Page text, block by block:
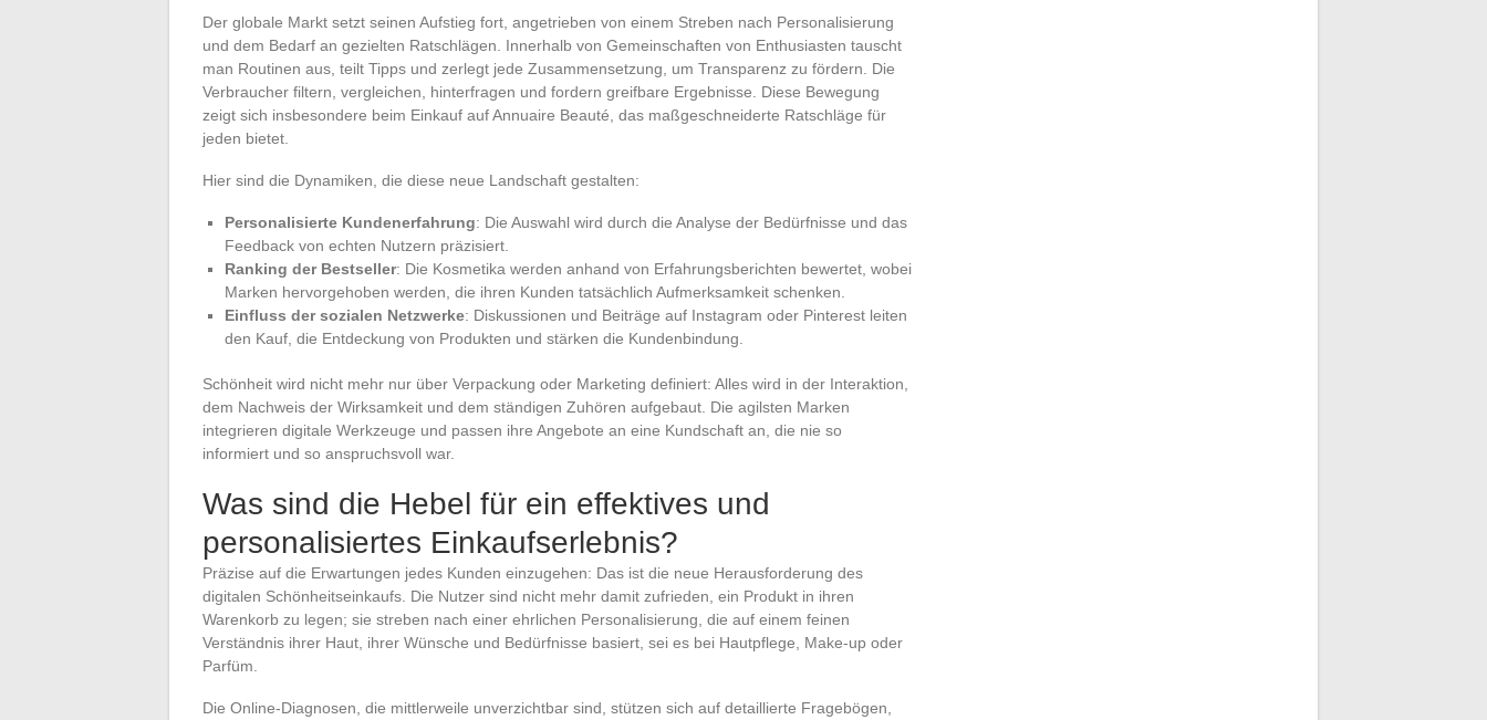
Der globale Markt setzt seinen Aufstieg fort, angetrieben von einem Streben nach Personalisierung
und dem Bedarf an gezielten Ratschlägen. Innerhalb von Gemeinschaften von Enthusiasten tauscht
man Routinen aus, teilt Tipps und zerlegt jede Zusammensetzung, um Transparenz zu fördern. Die
Verbraucher filtern, vergleichen, hinterfragen und fordern greifbare Ergebnisse. Diese Bewegung
zeigt sich insbesondere beim Einkauf auf Annuaire Beauté, das maßgeschneiderte Ratschläge für
jeden bietet.
Hier sind die Dynamiken, die diese neue Landschaft gestalten:
Personalisierte Kundenerfahrung: Die Auswahl wird durch die Analyse der Bedürfnisse und das
Feedback von echten Nutzern präzisiert.
Ranking der Bestseller: Die Kosmetika werden anhand von Erfahrungsberichten bewertet, wobei
Marken hervorgehoben werden, die ihren Kunden tatsächlich Aufmerksamkeit schenken.
Einfluss der sozialen Netzwerke: Diskussionen und Beiträge auf Instagram oder Pinterest leiten
den Kauf, die Entdeckung von Produkten und stärken die Kundenbindung.
Schönheit wird nicht mehr nur über Verpackung oder Marketing definiert: Alles wird in der Interaktion,
dem Nachweis der Wirksamkeit und dem ständigen Zuhören aufgebaut. Die agilsten Marken
integrieren digitale Werkzeuge und passen ihre Angebote an eine Kundschaft an, die nie so
informiert und so anspruchsvoll war.
Was sind die Hebel für ein effektives und
personalisiertes Einkaufserlebnis?
Präzise auf die Erwartungen jedes Kunden einzugehen: Das ist die neue Herausforderung des
digitalen Schönheitseinkaufs. Die Nutzer sind nicht mehr damit zufrieden, ein Produkt in ihren
Warenkorb zu legen; sie streben nach einer ehrlichen Personalisierung, die auf einem feinen
Verständnis ihrer Haut, ihrer Wünsche und Bedürfnisse basiert, sei es bei Hautpflege, Make-up oder
Parfüm.
Die Online-Diagnosen, die mittlerweile unverzichtbar sind, stützen sich auf detaillierte Fragebögen,